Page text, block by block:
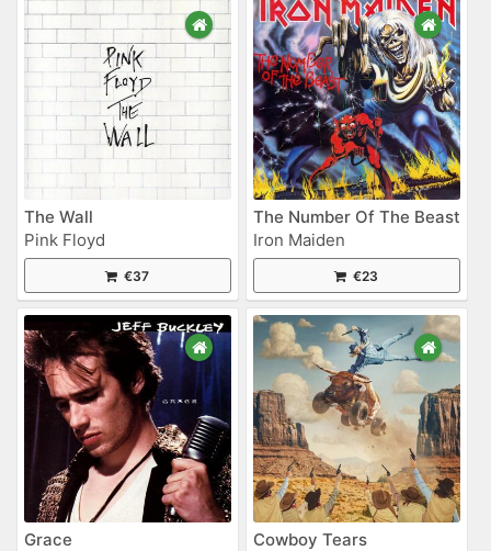
The Wall
Pink Floyd
€37
The Number Of The Beast
Iron Maiden
€23
Grace
Cowboy Tears